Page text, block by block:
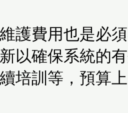
護費用也是必
以確保系統的
培訓等，預算